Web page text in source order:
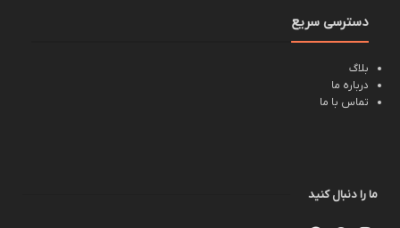
دسترسی سریع
بلاگ
درباره ما
تماس با ما
ما را دنبال کنید